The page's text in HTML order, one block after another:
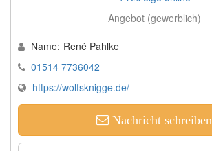
Angebot (gewerblich)
Name: René Pahlke
01514 7736042
https://wolfsknigge.de/
Nachricht schreiben